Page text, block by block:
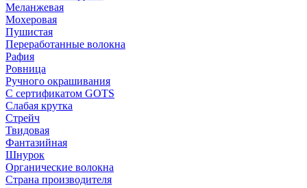
Меланжевая
Мохеровая
Пушистая
Переработанные волокна
Рафия
Ровница
Ручного окрашивания
С сертификатом GOTS
Слабая крутка
Стрейч
Твидовая
Фантазийная
Шнурок
Органические волокна
Страна производителя